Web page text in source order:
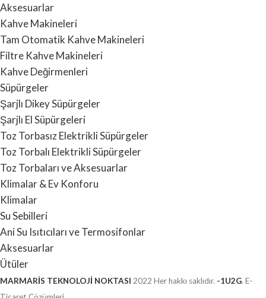
Aksesuarlar
Kahve Makineleri
Tam Otomatik Kahve Makineleri
Filtre Kahve Makineleri
Kahve Değirmenleri
Süpürgeler
Şarjlı Dikey Süpürgeler
Şarjlı El Süpürgeleri
Toz Torbasız Elektrikli Süpürgeler
Toz Torbalı Elektrikli Süpürgeler
Toz Torbaları ve Aksesuarlar
Klimalar & Ev Konforu
Klimalar
Su Sebilleri
Ani Su Isıtıcıları ve Termosifonlar
Aksesuarlar
Ütüler
MARMARİS TEKNOLOJİ NOKTASI 2022 Her hakkı saklıdır. -1U2G. E-